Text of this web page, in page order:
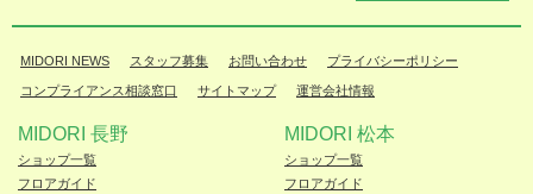
MIDORI NEWS スタッフ募集 お問い合わせ プライバシーポリシー
コンプライアンス相談窓口 サイトマップ 運営会社情報
MIDORI 長野
ショップ一覧
フロアガイド
MIDORI 松本
ショップ一覧
フロアガイド